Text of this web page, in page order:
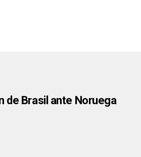
de Brasil ante Noruega